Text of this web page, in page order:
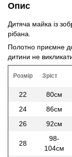
Опис
Дитяча майка із
рібана.
Полотно приємне
дитини не
Розмір Зріст
22 80см
24
86см
26
92см
28
98-
104см